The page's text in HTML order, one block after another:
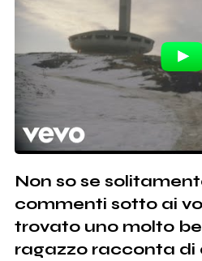
Non so se
commenti sotto ai
trovato uno molto
ragazzo racconta di